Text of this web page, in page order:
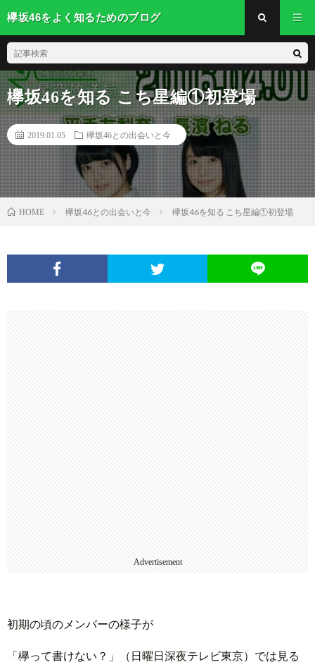
欅坂46をよく知るためのブログ
欅坂46を知る こち星編①初登場
2019.01.05 欅坂46との出会いと今
HOME 欅坂46との出会いと今 欅坂46を知る こち星編①初登場
Advertisement
初期の頃のメンバーの様子が
「欅って書けない？」（日曜日深夜テレビ東京）では見る